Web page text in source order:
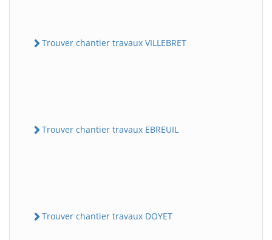
Trouver chantier travaux VILLEBRET
Trouver chantier travaux EBREUIL
Trouver chantier travaux DOYET